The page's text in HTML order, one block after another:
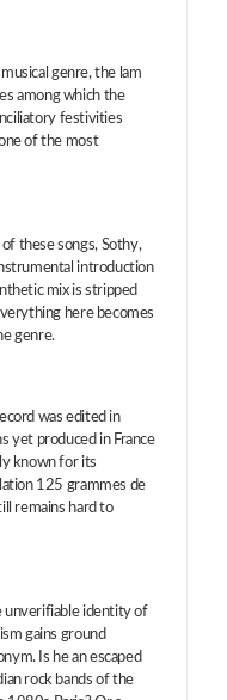
genre, the lam
among which the
festivities
of the most
these songs, Sothy,
introduction
mix is stripped
here becomes
genre.
was edited in
yet produced in France
known for its
125 grammes de
remains hard to
unverifiable identity of
gains ground
Is he an escaped
rock bands of the